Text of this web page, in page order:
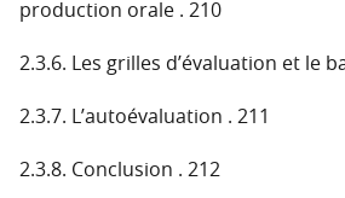
production orale . 210
2.3.6. Les grilles d’évaluation et le
2.3.7. L’autoévaluation . 211
2.3.8. Conclusion . 212